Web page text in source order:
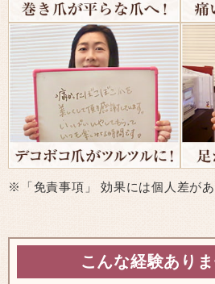
※「免責事項」 効果には個人差があ
こんな経験あり